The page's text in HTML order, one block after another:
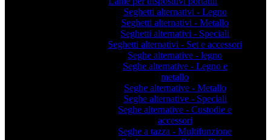
Seghetti alternativi - Legno
Seghetti alternativi - Metallo
Seghetti alternativi - Speciali
Seghetti alternativi - Set e accessori
Seghe alternative - legno
Seghe alternative - Legno e
metallo
Seghe alternative - Metallo
Seghe alternative - Speciali
Seghe alternative - Custodie e
accessori
Seghe a tazza - Multifunzione